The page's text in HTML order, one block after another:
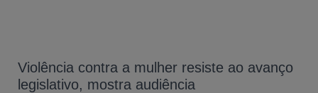
Violência contra a mulher resiste ao avanço
legislativo, mostra audiência